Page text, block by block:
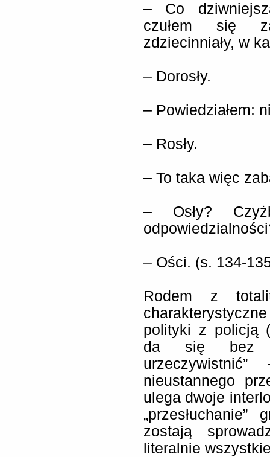
– Co
czułem się
zdziecinniały, w
– Dorosły.
– Powiedziałem:
– Rosły.
– To taka więc
– Osły?
– Ości. (s. 134-
Rodem z
polityki z policją
da się bez
nieustannego
ulega dwoje
zostają
literalnie